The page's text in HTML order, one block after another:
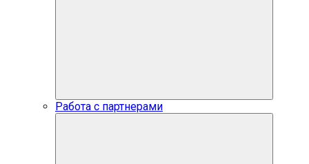
Работа с партнерами